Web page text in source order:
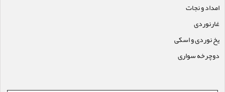
امداد و نجات
غارنوردی
یخ نوردی و اسکی
دوچرخه سواری